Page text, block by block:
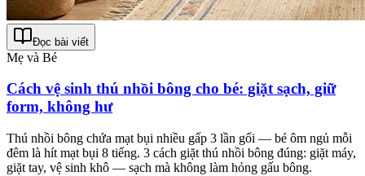
Đọc bài viết
Mẹ và Bé
Cách vệ sinh thú nhồi bông cho bé: giặt sạch, giữ
form, không hư
Thú nhồi bông chứa mạt bụi nhiều gấp 3 lần gối — bé ôm ngủ mỗi
đêm là hít mạt bụi 8 tiếng. 3 cách giặt thú nhồi bông đúng: giặt máy,
giặt tay, vệ sinh khô — sạch mà không làm hỏng gấu bông.